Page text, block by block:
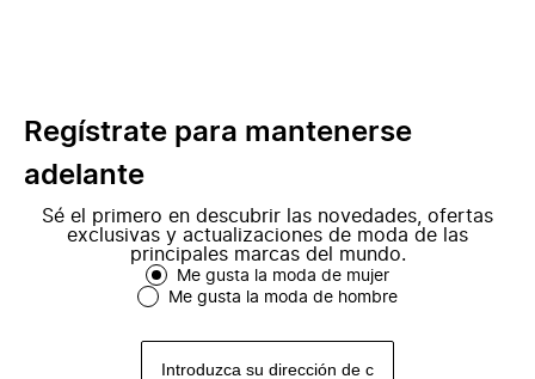
Regístrate para mantenerse
adelante
Sé el primero en descubrir las novedades, ofertas
exclusivas y actualizaciones de moda de las
principales marcas del mundo.
Me gusta la moda de mujer
Me gusta la moda de hombre